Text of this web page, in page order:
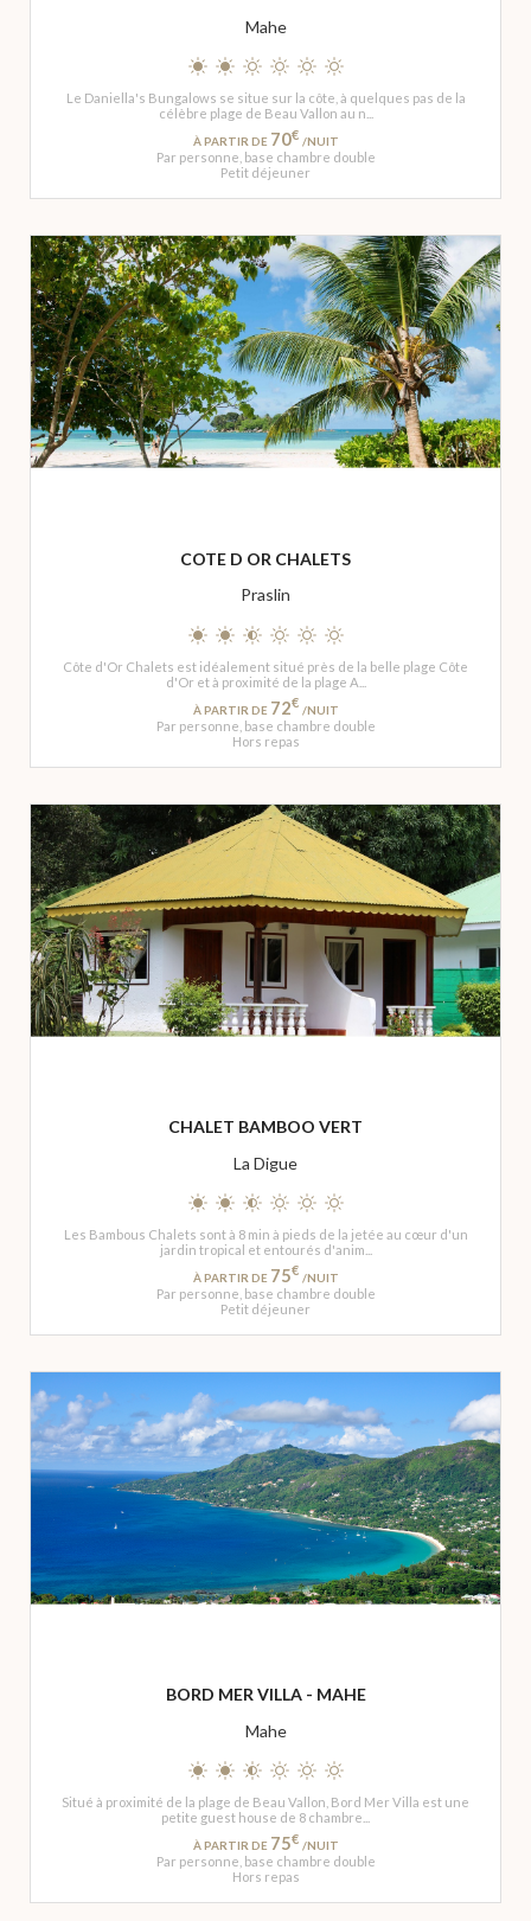
Mahe
Le Daniella's Bungalows se situe sur la côte, à quelques pas de la
célèbre plage de Beau Vallon au n...
À PARTIR DE 70€ /NUIT
Par personne, base chambre double
Petit déjeuner
COTE D OR CHALETS
Praslin
Côte d'Or Chalets est idéalement situé près de la belle plage Côte
d'Or et à proximité de la plage A...
À PARTIR DE 72€ /NUIT
Par personne, base chambre double
Hors repas
CHALET BAMBOO VERT
La Digue
Les Bambous Chalets sont à 8 min à pieds de la jetée au cœur d'un
jardin tropical et entourés d'anim...
À PARTIR DE 75€ /NUIT
Par personne, base chambre double
Petit déjeuner
BORD MER VILLA - MAHE
Mahe
Situé à proximité de la plage de Beau Vallon, Bord Mer Villa est une
petite guest house de 8 chambre...
À PARTIR DE 75€ /NUIT
Par personne, base chambre double
Hors repas